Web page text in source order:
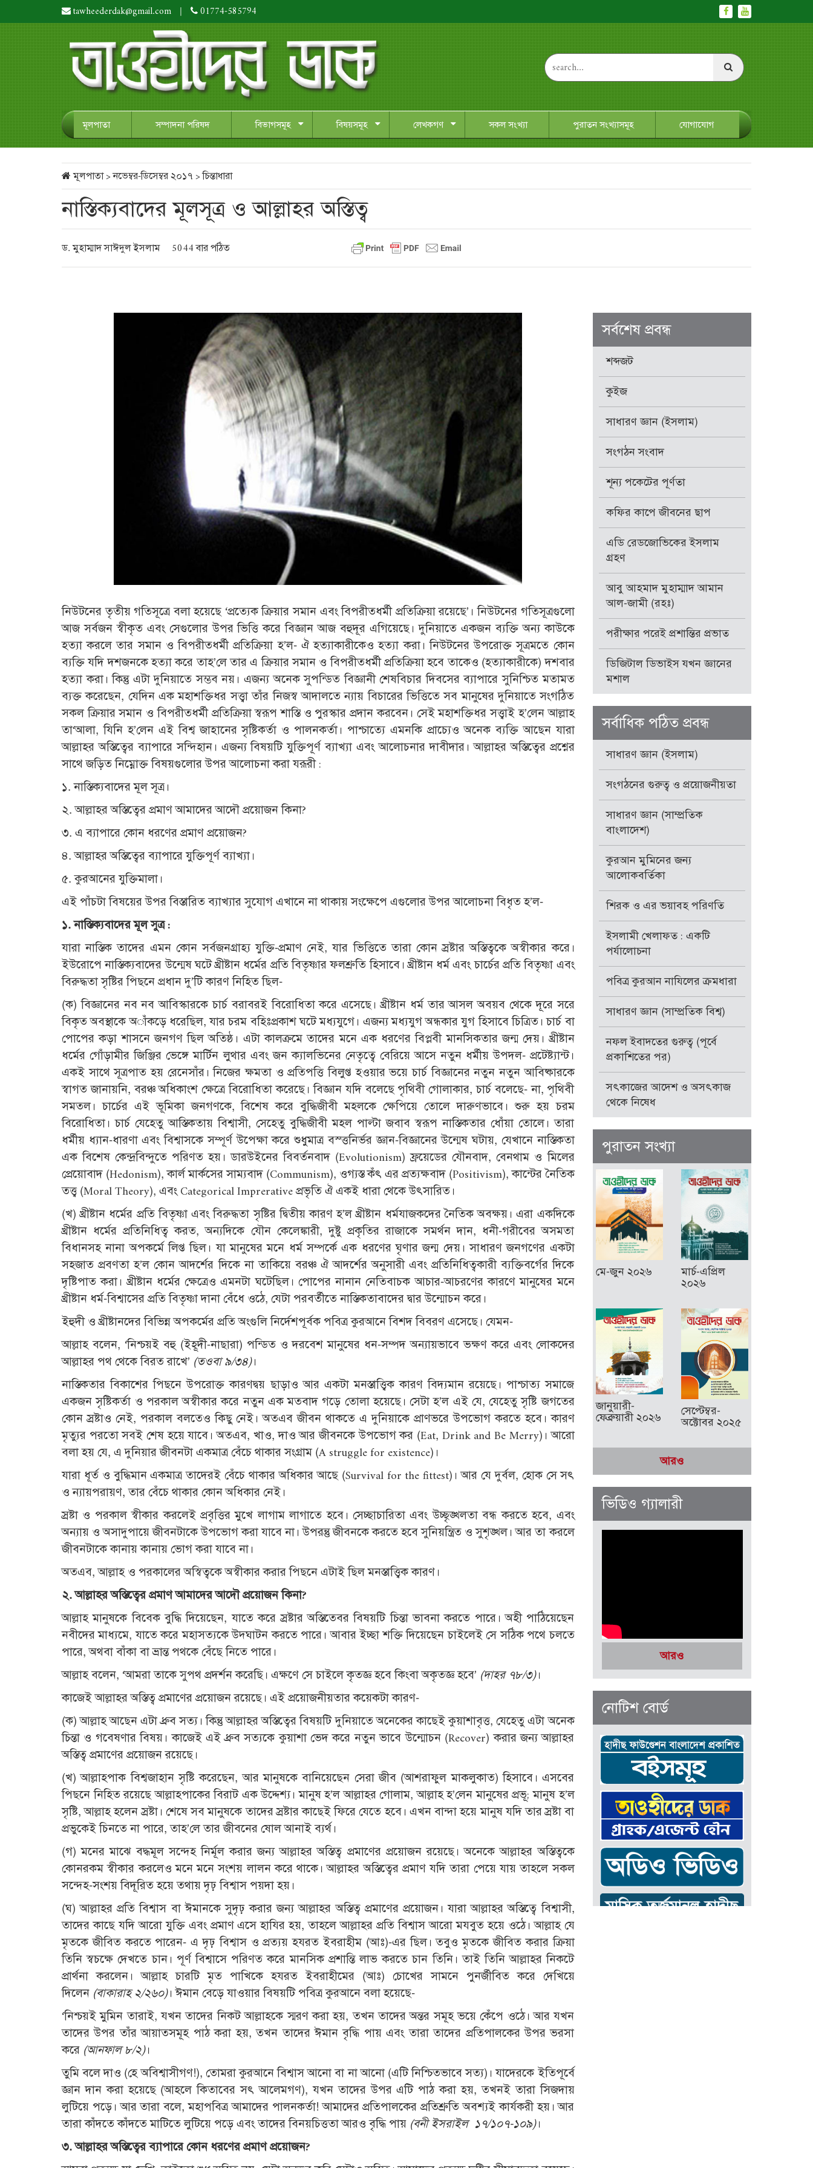
tawheederdak@gmail.com | 01774-585794
মূলপাতা সম্পাদনা পরিষদ বিভাগসমূহ বিষয়সমূহ লেখকগণ সকল সংখ্যা পুরাতন সংখ্যাসমূহ যোগাযোগ
মূলপাতা> নভেম্বর-ডিসেম্বর ২০১৭ > চিন্তাধারা
নাস্তিক্যবাদের মূলসূত্র ও আল্লাহর অস্তিত্ব
ড. মুহাম্মাদ সাঈদুল ইসলাম 5044 বার পঠিত
নিউটনের তৃতীয় গতিসূত্রে বলা হয়েছে ‘প্রত্যেক ক্রিয়ার সমান এবং বিপরীতধর্মী প্রতিক্রিয়া রয়েছে’। নিউটনের গতিসূত্রগুলো
আজ সর্বজন স্বীকৃত এবং সেগুলোর উপর ভিত্তি করে বিজ্ঞান আজ বহুদূর এগিয়েছে। দুনিয়াতে একজন ব্যক্তি অন্য কাউকে
হত্যা করলে তার সমান ও বিপরীতধর্মী প্রতিক্রিয়া হ’ল- ঐ হত্যাকারীকেও হত্যা করা। নিউটনের উপরোক্ত সূত্রমতে কোন
ব্যক্তি যদি দশজনকে হত্যা করে তাহ’লে তার এ ক্রিয়ার সমান ও বিপরীতধর্মী প্রতিক্রিয়া হবে তাকেও (হত্যাকারীকে) দশবার
হত্যা করা। কিন্তু এটা দুনিয়াতে সম্ভব নয়। এজন্য অনেক সুপন্ডিত বিজ্ঞানী শেষবিচার দিবসের ব্যাপারে সুনিশ্চিত মতামত
ব্যক্ত করেছেন, যেদিন এক মহাশক্তিধর সত্ত্বা তাঁর নিজস্ব আদালতে ন্যায় বিচারের ভিত্তিতে সব মানুষের দুনিয়াতে সংগঠিত
সকল ক্রিয়ার সমান ও বিপরীতধর্মী প্রতিক্রিয়া স্বরূপ শাস্তি ও পুরস্কার প্রদান করবেন। সেই মহাশক্তিধর সত্ত্বাই হ’লেন আল্লাহ
তা‘আলা, যিনি হ’লেন এই বিশ্ব জাহানের সৃষ্টিকর্তা ও পালনকর্তা। পাশ্চাত্যে এমনকি প্রাচ্যেও অনেক ব্যক্তি আছেন যারা
আল্লাহর অস্তিত্বের ব্যাপারে সন্দিহান। এজন্য বিষয়টি যুক্তিপূর্ণ ব্যাখ্যা এবং আলোচনার দাবীদার। আল্লাহর অস্তিত্বের প্রশ্নের
সাথে জড়িত নিম্নোক্ত বিষয়গুলোর উপর আলোচনা করা যরূরী :
১. নাস্তিক্যবাদের মূল সূত্র।
২. আল্লাহর অস্তিত্বের প্রমাণ আমাদের আদৌ প্রয়োজন কিনা?
৩. এ ব্যাপারে কোন ধরণের প্রমাণ প্রয়োজন?
৪. আল্লাহর অস্তিত্বের ব্যাপারে যুক্তিপূর্ণ ব্যাখ্যা।
৫. কুরআনের যুক্তিমালা।
এই পাঁচটা বিষয়ের উপর বিস্তারিত ব্যাখ্যার সুযোগ এখানে না থাকায় সংক্ষেপে এগুলোর উপর আলোচনা বিধৃত হ’ল-
১. নাস্তিক্যবাদের মূল সুত্র :
যারা নাস্তিক তাদের এমন কোন সর্বজনগ্রাহ্য যুক্তি-প্রমাণ নেই, যার ভিত্তিতে তারা কোন স্রষ্টার অস্তিত্বকে অস্বীকার করে।
ইউরোপে নাস্তিক্যবাদের উন্মেষ ঘটে খ্রীষ্টান ধর্মের প্রতি বিতৃষ্ণার ফলশ্রুতি হিসাবে। খ্রীষ্টান ধর্ম এবং চার্চের প্রতি বিতৃষ্ণা এবং
বিরুদ্ধতা সৃষ্টির পিছনে প্রধান দু’টি কারণ নিহিত ছিল-
(ক) বিজ্ঞানের নব নব আবিস্কারকে চার্চ বরাবরই বিরোধিতা করে এসেছে। খ্রীষ্টান ধর্ম তার আসল অবয়ব থেকে দূরে সরে
বিকৃত অবস্থাকে অাঁকড়ে ধরেছিল, যার চরম বহিঃপ্রকাশ ঘটে মধ্যযুগে। এজন্য মধ্যযুগ অন্ধকার যুগ হিসাবে চিত্রিত। চার্চ বা
পোপের কড়া শাসনে জনগণ ছিল অতিষ্ঠ। এটা কালক্রমে তাদের মনে এক ধরণের বিপ্লবী মানসিকতার জন্ম দেয়। খ্রীষ্টান
ধর্মের গোঁড়ামীর জিঞ্জির ভেঙ্গে মার্টিন লুথার এবং জন ক্যালভিনের নেতৃত্বে বেরিয়ে আসে নতুন ধর্মীয় উপদল- প্রটেষ্ট্যান্ট।
একই সাথে সূত্রপাত হয় রেনেসাঁর। নিজের ক্ষমতা ও প্রতিপত্তি বিলুপ্ত হওয়ার ভয়ে চার্চ বিজ্ঞানের নতুন নতুন আবিষ্কারকে
স্বাগত জানায়নি, বরঞ্চ অধিকাংশ ক্ষেত্রে বিরোধিতা করেছে। বিজ্ঞান যদি বলেছে পৃথিবী গোলাকার, চার্চ বলেছে- না, পৃথিবী
সমতল। চার্চের এই ভূমিকা জনগণকে, বিশেষ করে বুদ্ধিজীবী মহলকে ক্ষেপিয়ে তোলে দারুণভাবে। শুরু হয় চরম
বিরোধিতা। চার্চ যেহেতু আস্তিকতায় বিশ্বাসী, সেহেতু বুদ্ধিজীবী মহল পাল্টা জবাব স্বরূপ নাস্তিকতার ধোঁয়া তোলে। তারা
ধর্মীয় ধ্যান-ধারণা এবং বিশ্বাসকে সম্পূর্ণ উপেক্ষা করে শুধুমাত্র বস্ত্তনির্ভর জ্ঞান-বিজ্ঞানের উন্মেষ ঘটায়, যেখানে নাস্তিকতা
এক বিশেষ কেন্দ্রবিন্দুতে পরিণত হয়। ডারউইনের বিবর্তনবাদ (Evolutionism) ফ্রয়েডের যৌনবাদ, বেনথাম ও মিলের
প্রেয়োবাদ (Hedonism), কার্ল মার্কসের সাম্যবাদ (Communism), ওগ্যস্ত কঁৎ এর প্রত্যক্ষবাদ (Positivism), কান্টের নৈতিক
তত্ত্ব (Moral Theory), এবং Categorical Imprerative প্রভৃতি ঐ একই ধারা থেকে উৎসারিত।
(খ) খ্রীষ্টান ধর্মের প্রতি বিতৃষ্ণা এবং বিরুদ্ধতা সৃষ্টির দ্বিতীয় কারণ হ’ল খ্রীষ্টান ধর্মযাজকদের নৈতিক অবক্ষয়। এরা একদিকে
খ্রীষ্টান ধর্মের প্রতিনিধিত্ব করত, অন্যদিকে যৌন কেলেঙ্কারী, দুষ্টু প্রকৃতির রাজাকে সমর্থন দান, ধনী-গরীবের অসমতা
বিধানসহ নানা অপকর্মে লিপ্ত ছিল। যা মানুষের মনে ধর্ম সম্পর্কে এক ধরণের ঘৃণার জন্ম দেয়। সাধারণ জনগণের একটা
সহজাত প্রবণতা হ’ল কোন আদর্শের দিকে না তাকিয়ে বরঞ্চ ঐ আদর্শের অনুসারী এবং প্রতিনিধিত্বকারী ব্যক্তিবর্গের দিকে
দৃষ্টিপাত করা। খ্রীষ্টান ধর্মের ক্ষেত্রেও এমনটা ঘটেছিল। পোপের নানান নেতিবাচক আচার-আচরণের কারণে মানুষের মনে
খ্রীষ্টান ধর্ম-বিশ্বাসের প্রতি বিতৃষ্ণা দানা বেঁধে ওঠে, যেটা পরবর্তীতে নাস্তিকতাবাদের দ্বার উন্মোচন করে।
ইহুদী ও খ্রীষ্টানদের বিভিন্ন অপকর্মের প্রতি অংগুলি নির্দেশপূর্বক পবিত্র কুরআনে বিশদ বিবরণ এসেছে। যেমন-
আল্লাহ বলেন, ‘নিশ্চয়ই বহু (ইহূদী-নাছারা) পন্ডিত ও দরবেশ মানুষের ধন-সম্পদ অন্যায়ভাবে ভক্ষণ করে এবং লোকদের
আল্লাহর পথ থেকে বিরত রাখে’ (তওবা ৯/৩৪)।
নাস্তিকতার বিকাশের পিছনে উপরোক্ত কারণদ্বয় ছাড়াও আর একটা মনস্তাত্ত্বিক কারণ বিদ্যমান রয়েছে। পাশ্চাত্য সমাজে
একজন সৃষ্টিকর্তা ও পরকাল অস্বীকার করে নতুন এক মতবাদ গড়ে তোলা হয়েছে। সেটা হ’ল এই যে, যেহেতু সৃষ্টি জগতের
কোন স্রষ্টাও নেই, পরকাল বলতেও কিছু নেই। অতএব জীবন থাকতে এ দুনিয়াকে প্রাণভরে উপভোগ করতে হবে। কারণ
মৃত্যুর পরতো সবই শেষ হয়ে যাবে। অতএব, খাও, দাও আর জীবনকে উপভোগ কর (Eat, Drink and Be Merry)। আরো
বলা হয় যে, এ দুনিয়ার জীবনটা একমাত্র বেঁচে থাকার সংগ্রাম (A struggle for existence)।
যারা ধূর্ত ও বুদ্ধিমান একমাত্র তাদেরই বেঁচে থাকার অধিকার আছে (Survival for the fittest)। আর যে দুর্বল, হোক সে সৎ
ও ন্যায়পরায়ণ, তার বেঁচে থাকার কোন অধিকার নেই।
স্রষ্টা ও পরকাল স্বীকার করলেই প্রবৃত্তির মুখে লাগাম লাগাতে হবে। সেচ্ছাচারিতা এবং উচ্ছৃঙ্খলতা বন্ধ করতে হবে, এবং
অন্যায় ও অসাদুপায়ে জীবনটাকে উপভোগ করা যাবে না। উপরন্তু জীবনকে করতে হবে সুনিয়ন্ত্রিত ও সুশৃঙ্খল। আর তা করলে
জীবনটাকে কানায় কানায় ভোগ করা যাবে না।
অতএব, আল্লাহ ও পরকালের অস্বিত্বকে অস্বীকার করার পিছনে এটাই ছিল মনস্তাত্ত্বিক কারণ।
২. আল্লাহর অস্তিত্বের প্রমাণ আমাদের আদৌ প্রয়োজন কিনা?
আল্লাহ মানুষকে বিবেক বুদ্ধি দিয়েছেন, যাতে করে স্রষ্টার অস্তিতেবর বিষয়টি চিন্তা ভাবনা করতে পারে। অহী পাঠিয়েছেন
নবীদের মাধ্যমে, যাতে করে মহাসত্যকে উদ্ঘাটন করতে পারে। আবার ইচ্ছা শক্তি দিয়েছেন চাইলেই সে সঠিক পথে চলতে
পারে, অথবা বাঁকা বা ভ্রান্ত পথকে বেঁছে নিতে পারে।
আল্লাহ বলেন, ‘আমরা তাকে সুপথ প্রদর্শন করেছি। এক্ষণে সে চাইলে কৃতজ্ঞ হবে কিংবা অকৃতজ্ঞ হবে’ (দাহর ৭৮/৩)।
কাজেই আল্লাহর অস্তিত্ব প্রমাণের প্রয়োজন রয়েছে। এই প্রয়োজনীয়তার কয়েকটা কারণ-
(ক) আল্লাহ আছেন এটা ধ্রুব সত্য। কিন্তু আল্লাহর অস্তিত্বের বিষয়টি দুনিয়াতে অনেকের কাছেই কুয়াশাবৃত্ত, যেহেতু এটা অনেক
চিন্তা ও গবেষণার বিষয়। কাজেই এই ধ্রুব সত্যকে কুয়াশা ভেদ করে নতুন ভাবে উন্মোচন (Recover) করার জন্য আল্লাহর
অস্তিত্ব প্রমাণের প্রয়োজন রয়েছে।
(খ) আল্লাহপাক বিশ্বজাহান সৃষ্টি করেছেন, আর মানুষকে বানিয়েছেন সেরা জীব (আশরাফুল মাকলুকাত) হিসাবে। এসবের
পিছনে নিহিত রয়েছে আল্লাহপাকের বিরাট এক উদ্দেশ্য। মানুষ হ’ল আল্লাহর গোলাম, আল্লাহ হ’লেন মানুষের প্রভূ; মানুষ হ’ল
সৃষ্টি, আল্লাহ হলেন স্রষ্টা। শেষে সব মানুষকে তাদের স্রষ্টার কাছেই ফিরে যেতে হবে। এখন বান্দা হয়ে মানুষ যদি তার স্রষ্টা বা
প্রভুকেই চিনতে না পারে, তাহ’লে তার জীবনের ষোল আনাই ব্যর্থ।
(গ) মনের মাঝে বদ্ধমূল সন্দেহ নির্মূল করার জন্য আল্লাহর অস্তিত্ব প্রমাণের প্রয়োজন রয়েছে। অনেকে আল্লাহর অস্তিত্বকে
কোনরকম স্বীকার করলেও মনে মনে সংশয় লালন করে থাকে। আল্লাহর অস্তিত্বের প্রমাণ যদি তারা পেয়ে যায় তাহলে সকল
সন্দেহ-সংশয় বিদূরিত হয়ে তথায় দৃঢ় বিশ্বাস পয়দা হয়।
(ঘ) আল্লাহর প্রতি বিশ্বাস বা ঈমানকে সুদৃঢ় করার জন্য আল্লাহর অস্তিত্ব প্রমাণের প্রয়োজন। যারা আল্লাহর অস্তিত্বে বিশ্বাসী,
তাদের কাছে যদি আরো যুক্তি এবং প্রমাণ এসে হাযির হয়, তাহলে আল্লাহর প্রতি বিশ্বাস আরো মযবুত হয়ে ওঠে। আল্লাহ যে
মৃতকে জীবিত করতে পারেন- এ দৃঢ় বিশ্বাস ও প্রত্যয় হযরত ইবরাহীম (আঃ)-এর ছিল। তবুও মৃতকে জীবিত করার ক্রিয়া
তিনি স্বচক্ষে দেখতে চান। পূর্ণ বিশ্বাসে পরিণত করে মানসিক প্রশান্তি লাভ করতে চান তিনি। তাই তিনি আল্লাহর নিকটে
প্রার্থনা করলেন। আল্লাহ চারটি মৃত পাখিকে হযরত ইবরাহীমের (আঃ) চোখের সামনে পুনর্জীবিত করে দেখিয়ে
দিলেন (বাকারাহ ২/২৬০)। ঈমান বেড়ে যাওয়ার বিষয়টি পবিত্র কুরআনে বলা হয়েছে-
‘নিশ্চয়ই মুমিন তারাই, যখন তাদের নিকট আল্লাহকে স্মরণ করা হয়, তখন তাদের অন্তর সমূহ ভয়ে কেঁপে ওঠে। আর যখন
তাদের উপর তাঁর আয়াতসমূহ পাঠ করা হয়, তখন তাদের ঈমান বৃদ্ধি পায় এবং তারা তাদের প্রতিপালকের উপর ভরসা
করে (আনফাল ৮/২)।
তুমি বলে দাও (হে অবিশ্বাসীগণ!), তোমরা কুরআনে বিশ্বাস আনো বা না আনো (এটি নিশ্চিতভাবে সত্য)। যাদেরকে ইতিপূর্বে
জ্ঞান দান করা হয়েছে (আহলে কিতাবের সৎ আলেমগণ), যখন তাদের উপর এটি পাঠ করা হয়, তখনই তারা সিজদায়
লুটিয়ে পড়ে। আর তারা বলে, মহাপবিত্র আমাদের পালনকর্তা! আমাদের প্রতিপালকের প্রতিশ্রুতি অবশ্যই কার্যকরী হয়। আর
তারা কাঁদতে কাঁদতে মাটিতে লুটিয়ে পড়ে এবং তাদের বিনয়চিত্ততা আরও বৃদ্ধি পায় (বনী ইসরাইল ১৭/১০৭-১০৯)।
৩. আল্লাহর অস্তিত্বের ব্যাপারে কোন ধরণের প্রমাণ প্রয়োজন?
সর্বশেষ প্রবন্ধ
শব্দজট
কুইজ
সাধারণ জ্ঞান (ইসলাম)
সংগঠন সংবাদ
শূন্য পকেটের পূর্ণতা
কফির কাপে জীবনের ছাপ
এডি রেডজোভিকের ইসলাম
গ্রহণ
আবু আহমাদ মুহাম্মাদ আমান
আল-জামী (রহঃ)
পরীক্ষার পরেই প্রশান্তির প্রভাত
ডিজিটাল ডিভাইস যখন জ্ঞানের
মশাল
সর্বাধিক পঠিত প্রবন্ধ
সাধারণ জ্ঞান (ইসলাম)
সংগঠনের গুরুত্ব ও প্রয়োজনীয়তা
সাধারণ জ্ঞান (সাম্প্রতিক
বাংলাদেশ)
কুরআন মুমিনের জন্য
আলোকবর্তিকা
শিরক ও এর ভয়াবহ পরিণতি
ইসলামী খেলাফত : একটি
পর্যালোচনা
পবিত্র কুরআন নাযিলের ক্রমধারা
সাধারণ জ্ঞান (সাম্প্রতিক বিশ্ব)
নফল ইবাদতের গুরুত্ব (পূর্বে
প্রকাশিতের পর)
সৎকাজের আদেশ ও অসৎকাজ
থেকে নিষেধ
পুরাতন সংখ্যা
মে-জুন ২০২৬
মার্চ-এপ্রিল
২০২৬
জানুয়ারী-
ফেব্রুয়ারী ২০২৬
সেপ্টেম্বর-
অক্টোবর ২০২৫
আরও
ভিডিও গ্যালারী
আরও
নোটিশ বোর্ড